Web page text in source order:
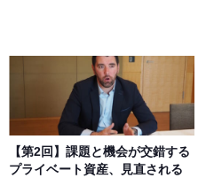
【第2回】課題と機会が交錯する
プライベート資産、見直される